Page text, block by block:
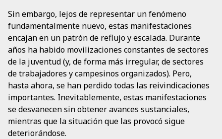
Sin embargo, lejos de representar un fenómeno
fundamentalmente nuevo, estas manifestaciones
encajan en un patrón de reflujo y escalada. Durante
años ha habido movilizaciones constantes de sectores
de la juventud (y, de forma más irregular, de sectores
de trabajadores y campesinos organizados). Pero,
hasta ahora, se han perdido todas las reivindicaciones
importantes. Inevitablemente, estas manifestaciones
se desvanecen sin obtener avances sustanciales,
mientras que la situación que las provocó sigue
deteriorándose.